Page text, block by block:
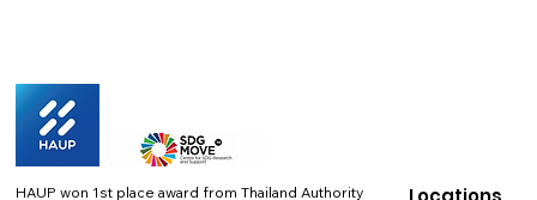
HAUP won 1st place award from Thailand Authority